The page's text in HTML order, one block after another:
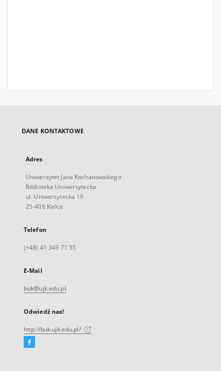
DANE KONTAKTOWE
Adres
Uniwersytet Jana Kochanowskiego
Biblioteka Uniwersytecka
ul. Uniwersytecka 19
25-406 Kielce
Telefon
(+48) 41 349 71 55
E-Mail
buk@ujk.edu.pl
Odwiedź nas!
http://buk.ujk.edu.pl/
Facebook